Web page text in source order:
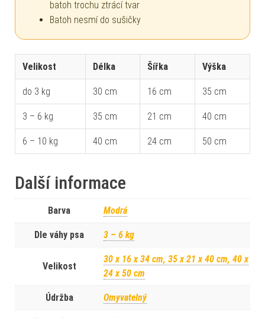
Měkké dno znamená, že u těžšího psa (8–10 kg)
Velikost Délka Šířka Výška
do 3 kg 30 cm 16 cm 35 cm
3 – 6 kg 35 cm 21 cm 40 cm
Další informace
Barva Modrá
Dle váhy psa 3 – 6 kg
Velikost
30 x 16 x 34 cm, 35 x 21 x 40 cm, 40 x
24 x 50 cm